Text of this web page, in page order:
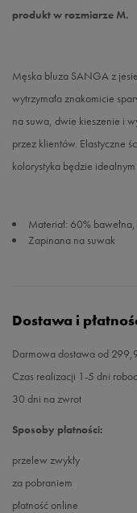
produkt w rozmiarze M.
Męska bluza SANGA z
wytrzymała znakomicie
na suwa, dwie kieszenie i
przez klientów. Elastyczne
kolorystyka będzie
Materiał: 60%
Zapinana na suwak
Dostawa i
Darmowa dostawa od
Czas realizacji 1-5 dni
30 dni na zwrot
Sposoby płatności:
przelew zwykły
za pobraniem
płatność online